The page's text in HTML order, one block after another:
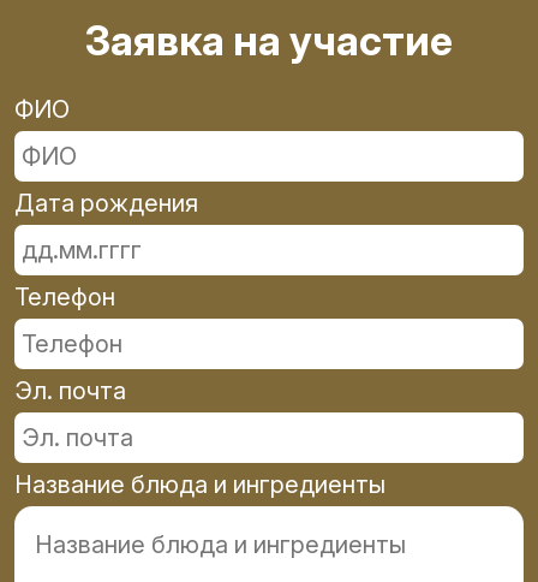
Заявка на участие
ФИО
Дата рождения
Телефон
Эл. почта
Название блюда и ингредиенты